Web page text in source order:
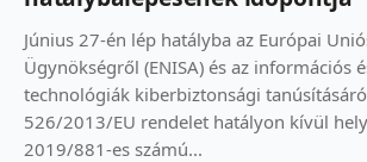
Június 27-én lép hatályba az Európai
Ügynökségről (ENISA) és az információs
technológiák kiberbiztonsági
526/2013/EU rendelet hatályon kívül
2019/881-es számú...